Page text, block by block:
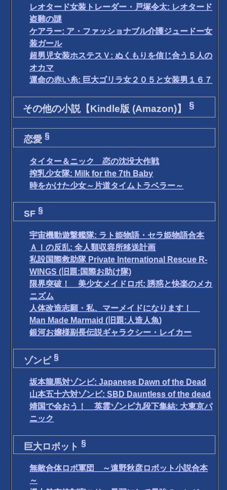
レオタード女装トレーダー・戸塚令太: レオタード
盗難の謎
ケアラー: ア・ファッショナブル介護ジュードー女
装ガール
超男児女装ホステスＶ: ぬくもりを信じ合う５人の
オカマ
運命の赤い糸: 巨大ゴリラ女２０５と女装男１６７
その他の小説【Kindle版 (Amazon)】 §
恋愛 §
タイター＆ニック 恋の沈没大作戦
搾乳少女隊: Milk for the 7th Baby
時をかけた少女～片道タイムトラベラー～
SF §
宇宙機動遊撃艦隊: ラト姫物語・セラ姫物語合本
ＡＩの反乱: 全人類収容所移送計画
私設国際救助隊 Private International Rescue R-
WINGS (旧題:国際お助け隊)
限界突破！ 美少女メイドロボ: 誘惑と快楽のメカ
ニズム
人体改造志願・私、マーメイドになります！
Man Made Marmaid (旧題:人造人魚)
銀河お嬢様副長伝説ギャラクシー・レイカー
ゾンビ §
坂本龍馬対ゾンビ: Japanese Dawn of the Dead
山本五十六対ゾンビ: SBD Dauntless of the dead
靖国で会おう！ 英霊ゾンビ九段下集結: 大東京パ
ニック
巨大ロボット §
無敵合体ロボ軍団 ～遠野秋彦ロボット小説合本
～